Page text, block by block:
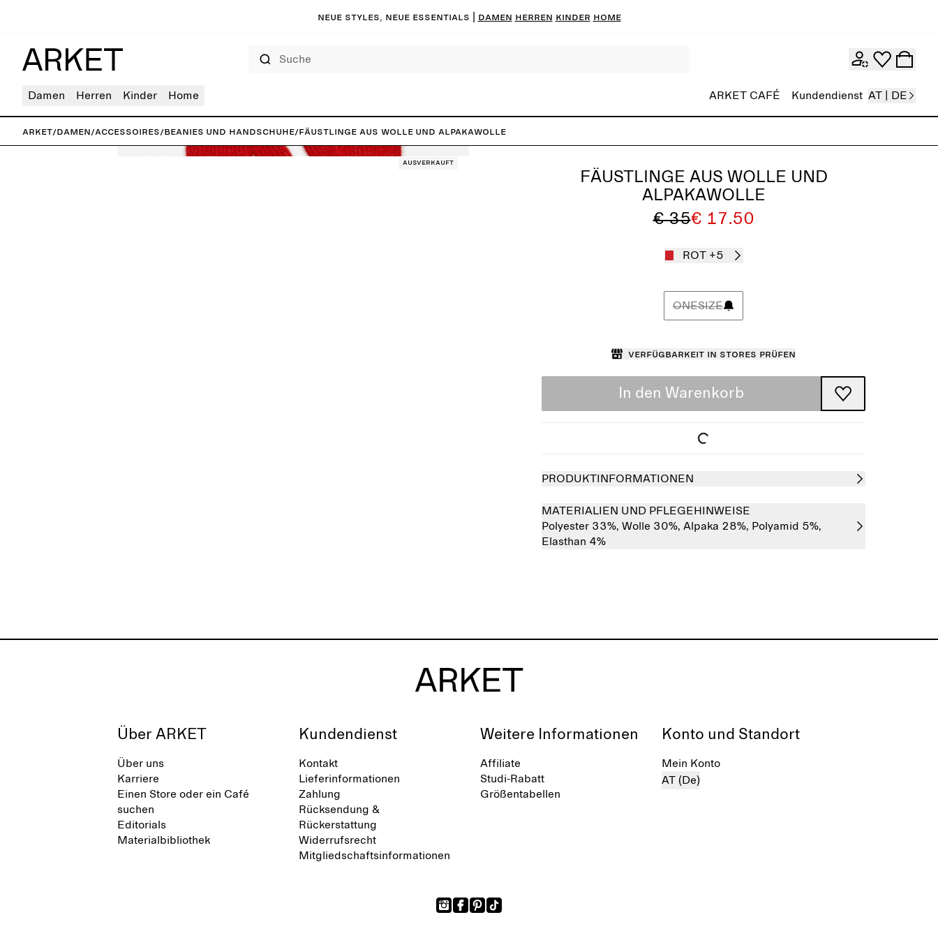
Neue Styles, neue Essentials | DAMEN HERREN KINDER HOME
Damen Herren Kinder Home ARKET CAFÉ Kundendienst AT | DE
ARKET/Damen/Accessoires/Beanies und Handschuhe/Fäustlinge aus Wolle und Alpakawolle
Ausverkauft
FÄUSTLINGE AUS WOLLE UND
ALPAKAWOLLE
€ 35€ 17.50
ROT +5
ONESIZE
Verfügbarkeit in Stores prüfen
In den Warenkorb
PRODUKTINFORMATIONEN
MATERIALIEN UND PFLEGEHINWEISE
Polyester 33%, Wolle 30%, Alpaka 28%, Polyamid 5%,
Elasthan 4%
Über ARKET
Über uns
Karriere
Einen Store oder ein Café
suchen
Editorials
Materialbibliothek
Kundendienst
Kontakt
Lieferinformationen
Zahlung
Rücksendung &
Rückerstattung
Widerrufsrecht
Mitgliedschaftsinformationen
Weitere Informationen
Affiliate
Studi-Rabatt
Größentabellen
Konto und Standort
Mein Konto
AT (De)